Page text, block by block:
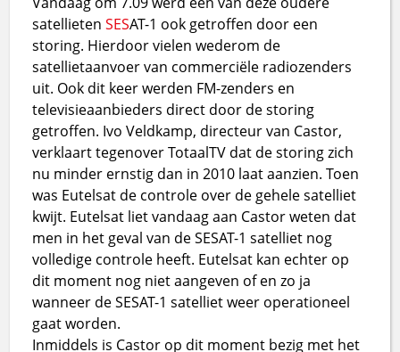
satellietenSESAT-1 ook getroffen door een
storing. Hierdoor vielen wederom de
satellietaanvoer van commerciële radiozenders
uit. Ook dit keer werden FM-zenders en
televisieaanbieders direct door de storing
getroffen. Ivo Veldkamp, directeur van Castor,
verklaart tegenover TotaalTV dat de storing zich
nu minder ernstig dan in 2010 laat aanzien. Toen
was Eutelsat de controle over de gehele satelliet
kwijt. Eutelsat liet vandaag aan Castor weten dat
men in het geval van de SESAT-1 satelliet nog
volledige controle heeft. Eutelsat kan echter op
dit moment nog niet aangeven of en zo ja
wanneer de SESAT-1 satelliet weer operationeel
gaat worden.
Inmiddels is Castor op dit moment bezig met het